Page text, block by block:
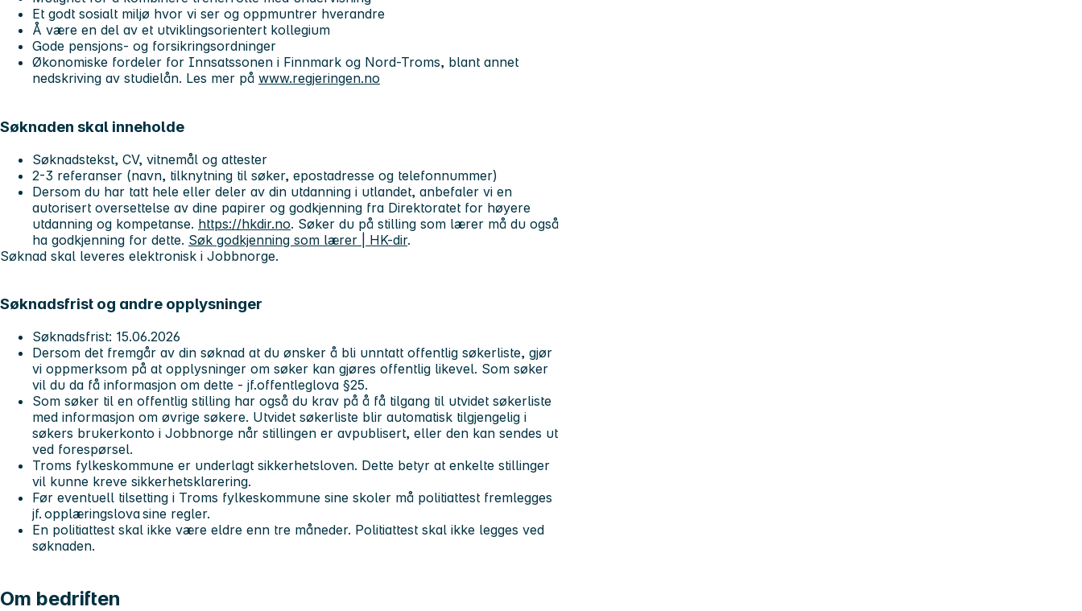
Et godt sosialt miljø hvor vi ser og oppmuntrer hverandre
Å være en del av et utviklingsorientert kollegium
Gode pensjons- og forsikringsordninger
Økonomiske fordeler for Innsatssonen i Finnmark og Nord-Troms, blant annet
nedskriving av studielån. Les mer på www.regjeringen.no
Søknaden skal inneholde
Søknadstekst, CV, vitnemål og attester
2-3 referanser (navn, tilknytning til søker, epostadresse og telefonnummer)
Dersom du har tatt hele eller deler av din utdanning i utlandet, anbefaler vi en
autorisert oversettelse av dine papirer og godkjenning fra Direktoratet for høyere
utdanning og kompetanse. https://hkdir.no. Søker du på stilling som lærer må du også
ha godkjenning for dette. Søk godkjenning som lærer | HK-dir.
Søknad skal leveres elektronisk i Jobbnorge.
Søknadsfrist og andre opplysninger
Søknadsfrist: 15.06.2026
Dersom det fremgår av din søknad at du ønsker å bli unntatt offentlig søkerliste, gjør
vi oppmerksom på at opplysninger om søker kan gjøres offentlig likevel. Som søker
vil du da få informasjon om dette - jf.offentleglova §25.
Som søker til en offentlig stilling har også du krav på å få tilgang til utvidet søkerliste
med informasjon om øvrige søkere. Utvidet søkerliste blir automatisk tilgjengelig i
søkers brukerkonto i Jobbnorge når stillingen er avpublisert, eller den kan sendes ut
ved forespørsel.
Troms fylkeskommune er underlagt sikkerhetsloven. Dette betyr at enkelte stillinger
vil kunne kreve sikkerhetsklarering.
Før eventuell tilsetting i Troms fylkeskommune sine skoler må politiattest fremlegges
jf. opplæringslova sine regler.
En politiattest skal ikke være eldre enn tre måneder. Politiattest skal ikke legges ved
søknaden.
Om bedriften